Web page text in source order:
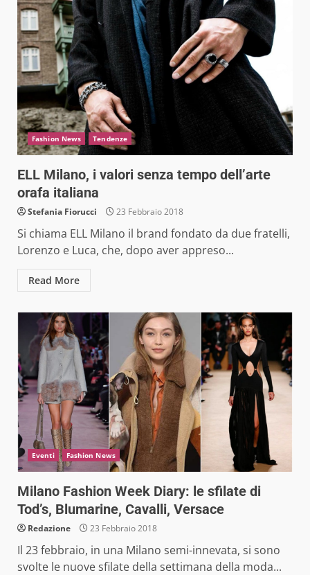
Fashion News Tendenze
ELL Milano, i valori senza tempo dell’arte
orafa italiana
Stefania Fiorucci 23 Febbraio 2018
Si chiama ELL Milano il brand fondato da due fratelli,
Lorenzo e Luca, che, dopo aver appreso...
Read More
Eventi Fashion News
Milano Fashion Week Diary: le sfilate di
Tod’s, Blumarine, Cavalli, Versace
Redazione 23 Febbraio 2018
Il 23 febbraio, in una Milano semi-innevata, si sono
svolte le nuove sfilate della settimana della moda...